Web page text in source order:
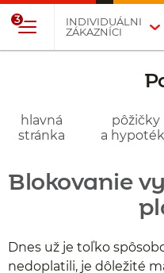
INDIVIDUÁLNI
ZÁKAZNÍCI
3
hlavná
stránka
pôžičky
a
Blokovanie
Dnes už je toľko
nedoplatili, je dôležité